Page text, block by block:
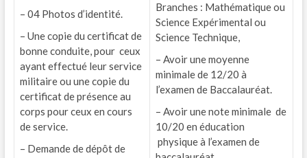
– 04 Photos d’identité.
– Une copie du certificat de
bonne conduite, pour ceux
ayant effectué leur service
militaire ou une copie du
certificat de présence au
corps pour ceux en cours
de service.
– Demande de dépôt de
Branches : Mathématique ou
Science Expérimental ou
Science Technique,
– Avoir une moyenne
minimale de 12/20 à
l’examen de Baccalauréat.
– Avoir une note minimale de
10/20 en éducation
physique à l’examen de